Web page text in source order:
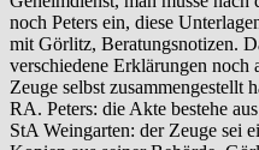
noch Peters ein, diese
mit Görlitz, Beratungsnotizen.
verschiedene Erklärungen noch
Zeuge selbst zusammengestellt
RA. Peters: die Akte bestehe
StA Weingarten: der Zeuge sei